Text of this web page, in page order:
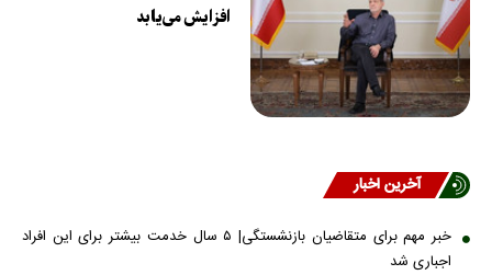
افزایش می‌یابد
آخرین اخبار
خبر مهم برای متقاضیان بازنشستگی| ۵ سال خدمت بیشتر برای این افراد
اجباری شد